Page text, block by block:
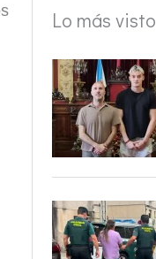
Lo más visto